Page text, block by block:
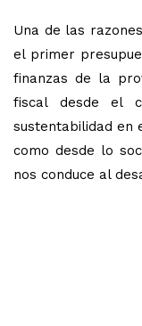
Una de las
el primer
finanzas de la
fiscal desde el
sustentabilidad en
como desde lo
nos conduce al